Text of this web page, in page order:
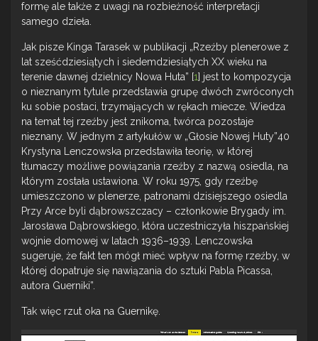
formę ale także z uwagi na rozbieżność interpretacji
samego dzieła.
Jak pisze Kinga Tarasek w publikacji „Rzeźby plenerowe z
lat sześćdziesiątych i siedemdziesiątych XX wieku na
terenie dawnej dzielnicy Nowa Huta” [1] jest to kompozycja
o nieznanym tytule przedstawia grupę dwóch zwróconych
ku sobie postaci, trzymających w rękach miecze. Wiedza
na temat tej rzeźby jest znikoma, twórca pozostaje
nieznany. W jednym z artykułów w „Głosie Nowej Huty”40
Krystyna Lenczowska przedstawiła teorię, w której
tłumaczy możliwe powiązania rzeźby z nazwą osiedla, na
którym została ustawiona. W roku 1975, gdy rzeźbę
umieszczono w plenerze, patronami dzisiejszego osiedla
Przy Arce byli dąbrowszczacy – członkowie Brygady im.
Jarosława Dąbrowskiego, która uczestniczyła hiszpańskiej
wojnie domowej w latach 1936–1939. Lenczowska
sugeruje, że fakt ten mógł mieć wpływ na formę rzeźby, w
której dopatruje się nawiązania do sztuki Pabla Picassa,
autora Guerniki”.
Tak więc rzut oka na Guernikę.